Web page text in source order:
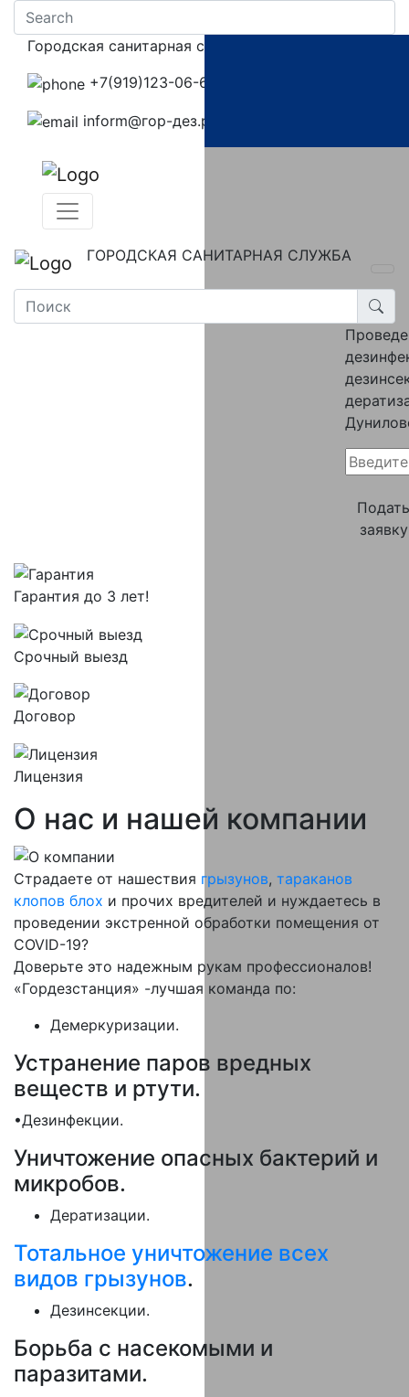
Городская санитарная служба
+7(919)123-06-67‬
inform@гор-дез.рф
ГОРОДСКАЯ САНИТАРНАЯ СЛУЖБА
заявку
Гарантия до 3 лет!
Срочный выезд
Договор
Лицензия
О нас и нашей компании
Страдаете от нашествия грызунов, тараканов
клопов блох и прочих вредителей и нуждаетесь в
проведении экстренной обработки помещения от
COVID-19?
Доверьте это надежным рукам профессионалов!
«Гордезстанция» -лучшая команда по:
Демеркуризации.
Устранение паров вредных
веществ и ртути.
•Дезинфекции.
Уничтожение опасных бактерий и
микробов.
Дератизации.
Тотальное уничтожение всех
видов грызунов.
Дезинсекции.
Борьба с насекомыми и
паразитами.